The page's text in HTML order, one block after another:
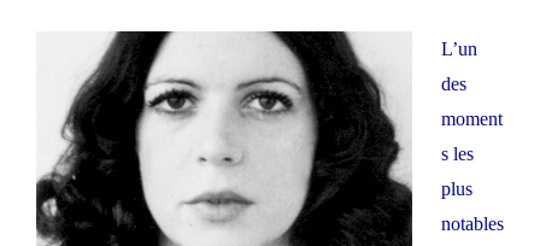
L’un
des
moment
s les
plus
notables